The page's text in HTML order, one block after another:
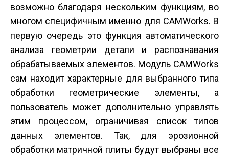
возможно благодаря нескольким функциям, во
многом специфичным именно для CAMWorks. В
первую очередь это функция автоматического
анализа геометрии детали и распознавания
обрабатываемых элементов. Модуль CAMWorks
сам находит характерные для выбранного типа
обработки геометрические элементы, а
пользователь может дополнительно управлять
этим процессом, ограничивая список типов
данных элементов. Так, для эрозионной
обработки матричной плиты будут выбраны все